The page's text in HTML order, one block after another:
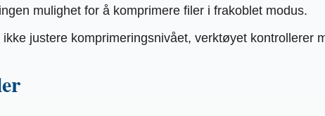
mulighet for å komprimere filer i frakoblet modus.
ikke justere komprimeringsnivået, verktøyet kontrollerer